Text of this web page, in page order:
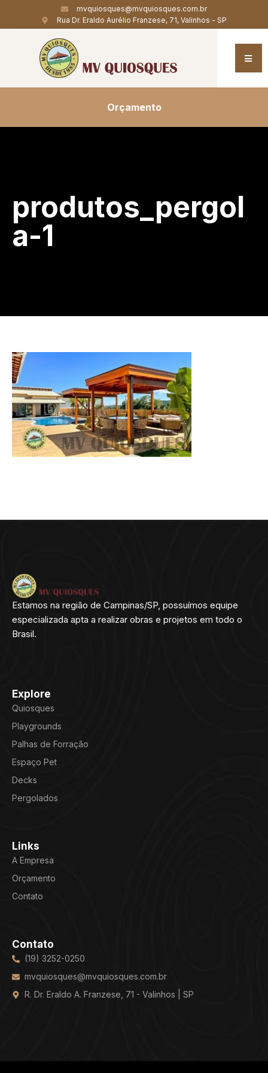
mvquiosques@mvquiosques.com.br
Rua Dr. Eraldo Aurélio Franzese, 71, Valinhos - SP
Orçamento
produtos_pergol
a-1
Estamos na região de Campinas/SP, possuímos equipe
especializada apta a realizar obras e projetos em todo o
Brasil.
Explore
Quiosques
Playgrounds
Palhas de Forração
Espaço Pet
Decks
Pergolados
Links
A Empresa
Orçamento
Contato
Contato
(19) 3252-0250
mvquiosques@mvquiosques.com.br
R. Dr. Eraldo A. Franzese, 71 - Valinhos | SP